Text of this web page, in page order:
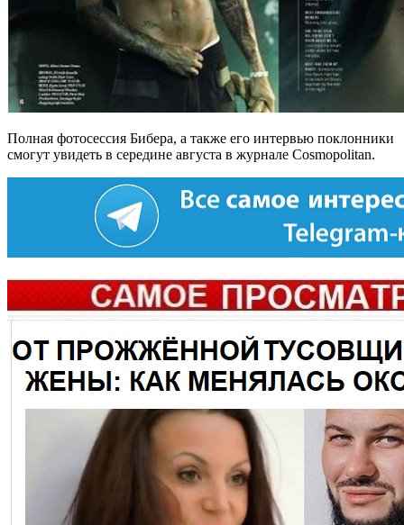
Полная фотосессия Бибера, а также его интервью поклонники
смогут увидеть в середине августа в журнале Cosmopolitan.